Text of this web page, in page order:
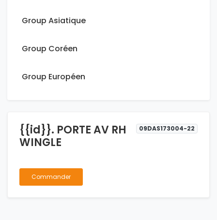
Group Asiatique
Group Coréen
Group Européen
{{id}}. PORTE AV RH
WINGLE
09DAS173004-22
Commander